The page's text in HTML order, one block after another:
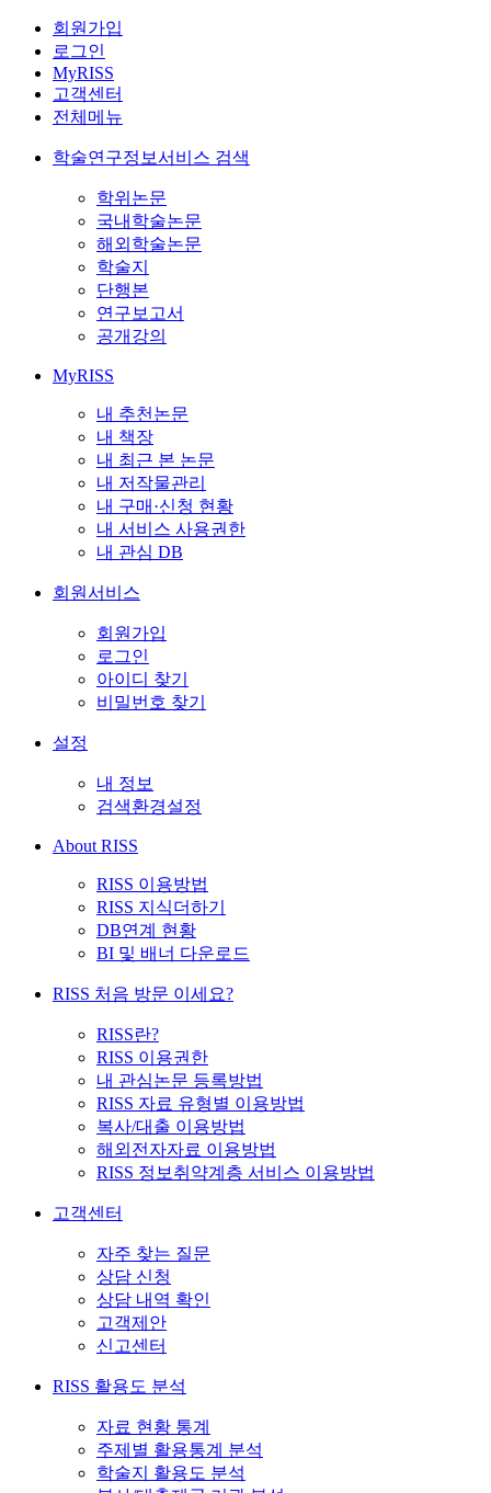
회원가입
로그인
MyRISS
고객센터
전체메뉴
학술연구정보서비스 검색
학위논문
국내학술논문
해외학술논문
학술지
단행본
연구보고서
공개강의
MyRISS
내 추천논문
내 책장
내 최근 본 논문
내 저작물관리
내 구매·신청 현황
내 서비스 사용권한
내 관심 DB
회원서비스
회원가입
로그인
아이디 찾기
비밀번호 찾기
설정
내 정보
검색환경설정
About RISS
RISS 이용방법
RISS 지식더하기
DB연계 현황
BI 및 배너 다운로드
RISS 처음 방문 이세요?
RISS란?
RISS 이용권한
내 관심논문 등록방법
RISS 자료 유형별 이용방법
복사/대출 이용방법
해외전자자료 이용방법
RISS 정보취약계층 서비스 이용방법
고객센터
자주 찾는 질문
상담 신청
상담 내역 확인
고객제안
신고센터
RISS 활용도 분석
자료 현황 통계
주제별 활용통계 분석
학술지 활용도 분석